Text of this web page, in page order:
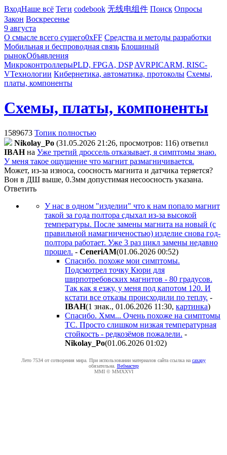
ВходНаше всё Теги codebook 无线电组件 Поиск Опросы
Закон Воскресенье
9 августа
О смысле всего сущего0xFF Средства и методы разработки
Мобильная и беспроводная связь Блошиный
рынокОбъявления
МикроконтроллерыPLD, FPGA, DSP AVRPICARM, RISC-
VТехнологии Кибернетика, автоматика, протоколы Схемы,
платы, компоненты
Схемы, платы, компоненты
1589673 Топик полностью
Nikolay_Po (31.05.2026 21:26, просмотров: 116) ответил
IBAHна Уже третий дроссель отказывает, я симптомы знаю.
У меня такое ощущение что магнит размагничивается.
Может, из-за износа, соосность магнита и датчика теряется?
Вон в ДШ выше, 0.3мм допустимая несоосность указана.
Ответить
У нас в одном "изделии" что к нам попало магнит
такой за года полтора сдыхал из-за высокой
температуры. После замены магнита на новый (с
правильной намагниченостью) изделие снова год-
полтора работает. Уже 3 раз цикл замены недавно
прошел. - CeneriAM(01.06.2026 00:52)
Спасибо. похоже мои симптомы.
Подсмотрел точку Кюри для
ширпотребовских магнитов - 80 градусов.
Так как я езжу, у меня под капотом 120. И
кстати все отказы происходили по теплу. -
IBAH(1 знак., 01.06.2026 11:30, картинка)
Спасибо. Хмм... Очень похоже на симптомы
ТС. Просто слишком низкая температурная
стойкость - редкозёмов пожалели. -
Nikolay_Po(01.06.2026 01:02)
Лето 7534 от сотворения мира. При использовании материалов сайта ссылка на caxapу
обязательна. Вебмастер
MMI © MMXXVI